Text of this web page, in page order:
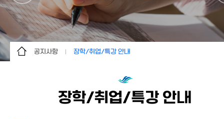
공지사항 장학/취업/특강 안내
장학/취업/특강 안내